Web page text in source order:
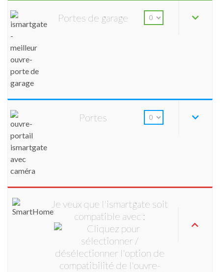
Portes de garage
Portes
Je veux que l'ismartgate soit
compatible avec :